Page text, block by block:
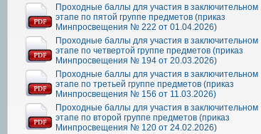
Проходные баллы для участия в заключительном
этапе по пятой группе предметов (приказ
Минпросвещения № 222 от 01.04.2026)
Проходные баллы для участия в заключительном
этапе по четвертой группе предметов (приказ
Минпросвещения № 194 от 20.03.2026)
Проходные баллы для участия в заключительном
этапе по третьей группе предметов (приказ
Минпросвещения № 156 от 11.03.2026)
Проходные баллы для участия в заключительном
этапе по второй группе предметов (приказ
Минпросвещения № 120 от 24.02.2026)